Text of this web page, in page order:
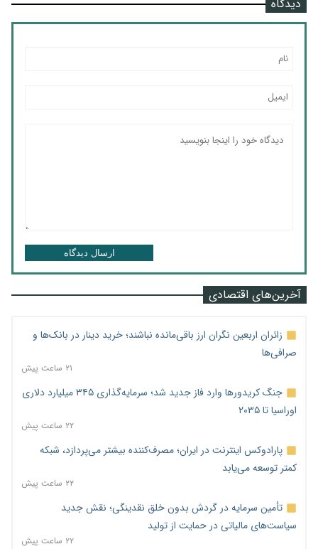
دیدگاه
ارسال دیدگاه
آخرین‌های اقتصادی
زائران اربعین نگران ارز باقی‌مانده نباشند؛ خرید دینار در بانک‌ها و
صرافی‌ها
۲۱ ساعت پیش
جنگ کریدورها وارد فاز جدید شد؛ سرمایه‌گذاری ۳۴۵ میلیارد دلاری
اوراسیا تا ۲۰۳۵
۲۲ ساعت پیش
پارادوکس اینترنت در ایران؛ مصرف‌کننده بیشتر می‌پردازد، شبکه
کمتر توسعه می‌یابد
۲۲ ساعت پیش
تأمین سرمایه در گردش بدون خلق نقدینگی؛ نقش جدید
سیاست‌های مالیاتی در حمایت از تولید
۲۲ ساعت پیش